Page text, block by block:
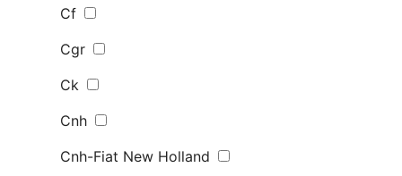
Cf
Cgr
Ck
Cnh
Cnh-Fiat New Holland